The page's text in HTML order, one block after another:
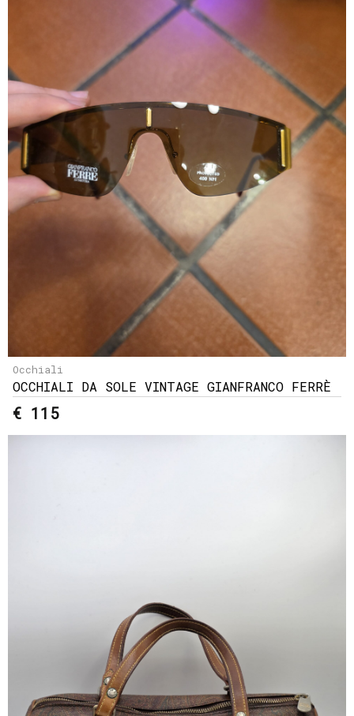
Occhiali
OCCHIALI DA SOLE VINTAGE GIANFRANCO FERRÈ
€ 115